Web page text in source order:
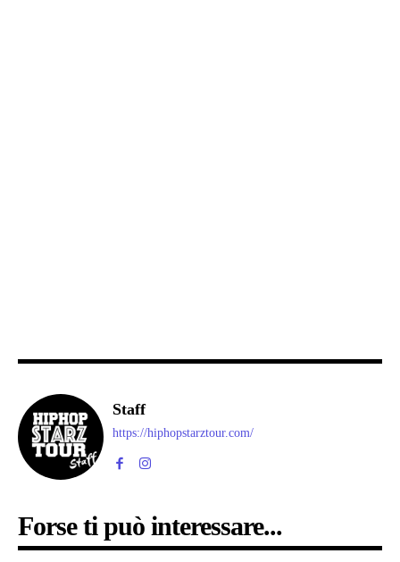
Staff
https://hiphopstarztour.com/
Forse ti può interessare...